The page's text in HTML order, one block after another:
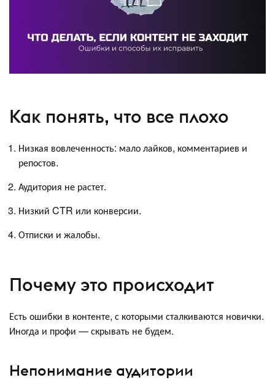
Как понять, что все плохо
Низкая вовлеченность: мало лайков, комментариев и
репостов.
Аудитория не растет.
Низкий CTR или конверсии.
Отписки и жалобы.
Почему это происходит
Есть ошибки в контенте, с которыми сталкиваются новички.
Иногда и профи — скрывать не будем.
Непонимание аудитории